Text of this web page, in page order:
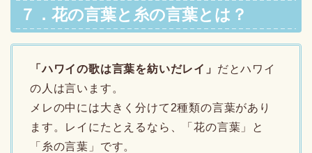
７．花の言葉と糸の言葉とは？
「ハワイの歌は言葉を紡いだレイ」 だとハワイ
の人は言います。
メレの中には大きく分けて2種類の言葉があり
ます。レイにたとえるなら、「花の言葉」と
「糸の言葉」です。